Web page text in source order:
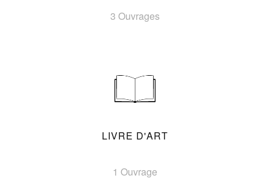
3 Ouvrages
LIVRE D'ART
1 Ouvrage